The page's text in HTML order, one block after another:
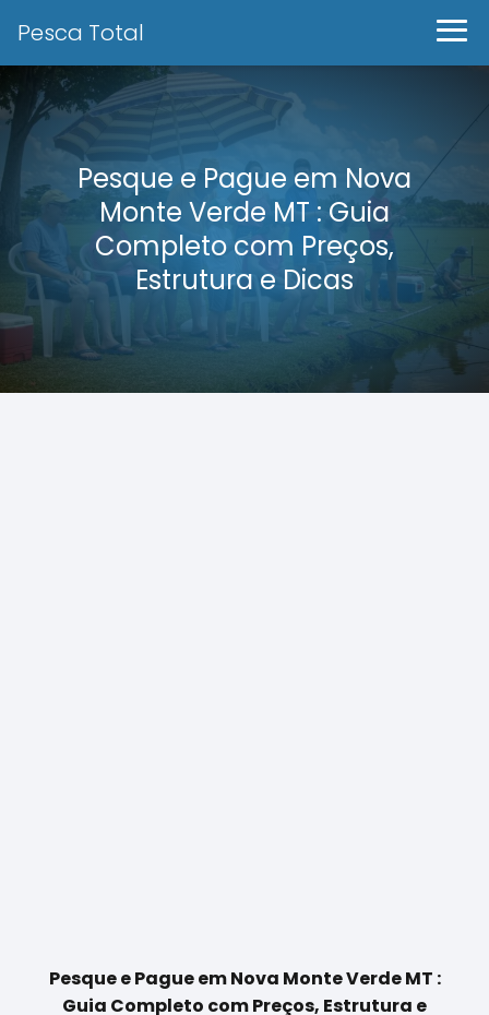
Pesca Total
Pesque e Pague em Nova
Monte Verde MT : Guia
Completo com Preços,
Estrutura e Dicas
Pesque e Pague em Nova Monte Verde MT :
Guia Completo com Preços, Estrutura e